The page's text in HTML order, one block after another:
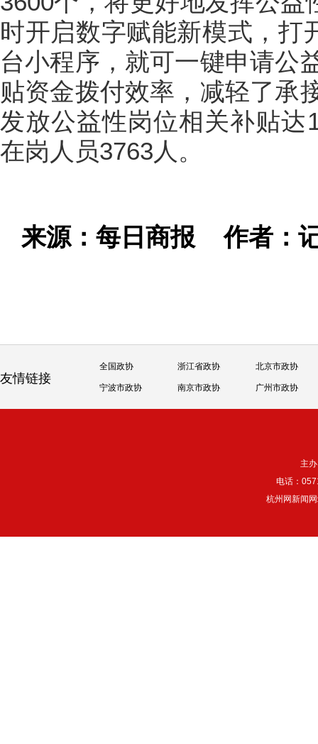
时开启数字赋能新模式，打
台小程序，就可一键申请公
贴资金拨付效率，减轻了承
发放公益性岗位相关补贴
在岗人员3763人。
来源：每日商报作者：
友情链接
全国政协 浙江省政协 北京市政协
宁波市政协 南京市政协 广州市政协
主
电话：
杭州网新闻